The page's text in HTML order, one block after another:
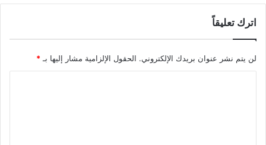
اترك تعليقاً
لن يتم نشر عنوان بريدك الإلكتروني. الحقول الإلزامية مشار إليها بـ*